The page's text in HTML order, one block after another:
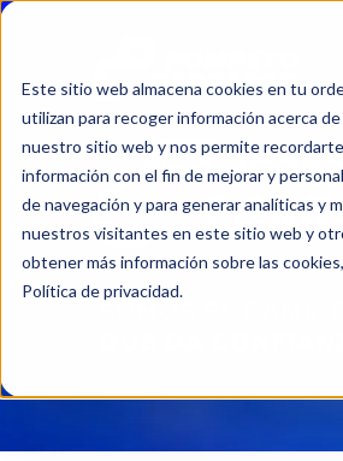
Este sitio web almacena cookies en tu
utilizan para recoger información acerca
nuestro sitio web y nos permite
información con el fin de mejorar y
de navegación y para generar analíticas y
nuestros visitantes en este sitio web y
obtener más información sobre las
Política de privacidad.